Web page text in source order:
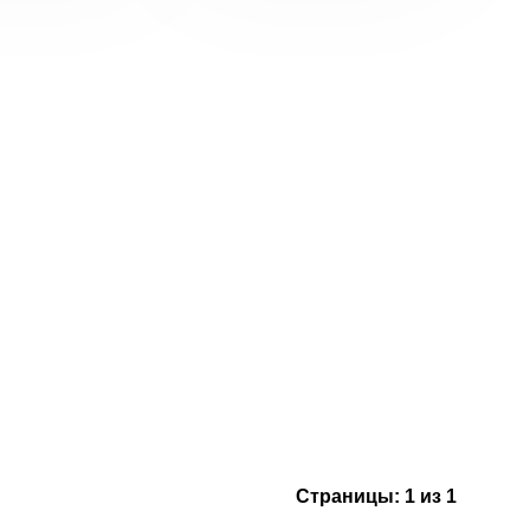
Страницы: 1 из 1